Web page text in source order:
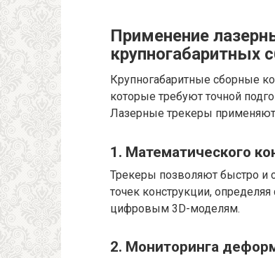
Применение
крупногабаритных
Крупногабаритные сборные
которые требуют точной
Лазерные трекеры
1. Математического
Трекеры позволяют быстро и
точек конструкции,
цифровым 3D-моделям.
2. Мониторинга